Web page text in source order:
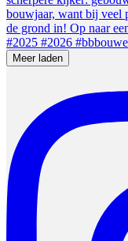
Meer laden